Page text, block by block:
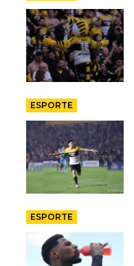
ESPORTE
ESPORTE